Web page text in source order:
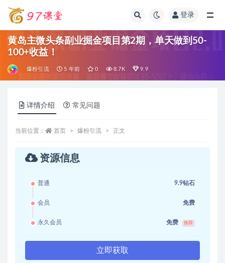
登录
黄岛主微头条副业掘金项目第2期，单天做到50-
100+收益！
爆粉引流 5 年前 0 8.7K 9.9
详情介绍 常见问题
当前位置： 首页 爆粉引流 正文
资源信息
普通 9.9钻石
会员 免费
永久会员 免费 推荐
立即获取